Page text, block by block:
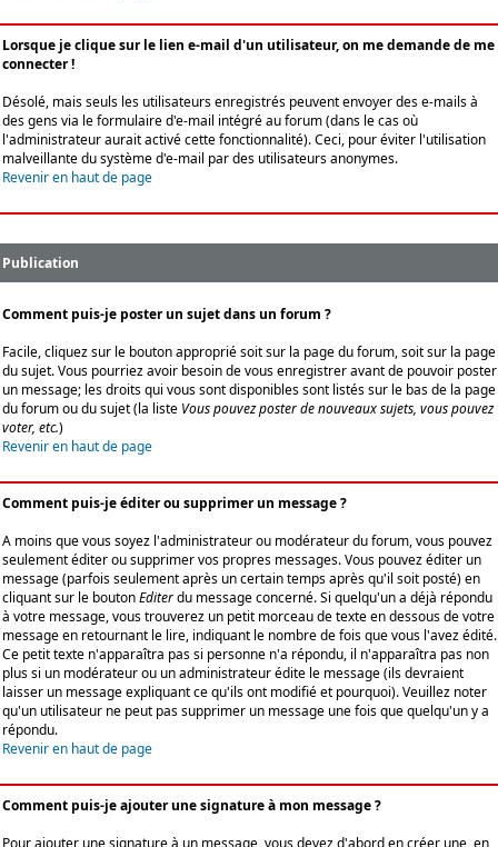
Lorsque je clique sur le lien e-mail d'un utilisateur, on me demande de me
connecter !
Désolé, mais seuls les utilisateurs enregistrés peuvent envoyer des e-mails à
des gens via le formulaire d'e-mail intégré au forum (dans le cas où
l'administrateur aurait activé cette fonctionnalité). Ceci, pour éviter l'utilisation
malveillante du système d'e-mail par des utilisateurs anonymes.
Revenir en haut de page
Publication
Comment puis-je poster un sujet dans un forum ?
Facile, cliquez sur le bouton approprié soit sur la page du forum, soit sur la page
du sujet. Vous pourriez avoir besoin de vous enregistrer avant de pouvoir poster
un message; les droits qui vous sont disponibles sont listés sur le bas de la page
du forum ou du sujet (la liste Vous pouvez poster de nouveaux sujets, vous pouvez
voter, etc.)
Revenir en haut de page
Comment puis-je éditer ou supprimer un message ?
A moins que vous soyez l'administrateur ou modérateur du forum, vous pouvez
seulement éditer ou supprimer vos propres messages. Vous pouvez éditer un
message (parfois seulement après un certain temps après qu'il soit posté) en
cliquant sur le boutonEditerdu message concerné. Si quelqu'un a déjà répondu
à votre message, vous trouverez un petit morceau de texte en dessous de votre
message en retournant le lire, indiquant le nombre de fois que vous l'avez édité.
Ce petit texte n'apparaîtra pas si personne n'a répondu, il n'apparaîtra pas non
plus si un modérateur ou un administrateur édite le message (ils devraient
laisser un message expliquant ce qu'ils ont modifié et pourquoi). Veuillez noter
qu'un utilisateur ne peut pas supprimer un message une fois que quelqu'un y a
répondu.
Revenir en haut de page
Comment puis-je ajouter une signature à mon message ?